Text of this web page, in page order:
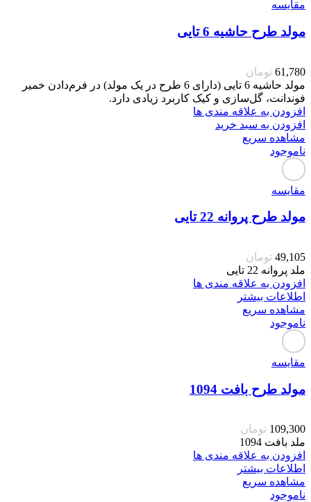
مقایسه
مولد طرح حاشیه 6 تایی
61,780 تومان
مولد حاشیه 6 تایی (دارای 6 طرح در یک مولد) در فرم‌دادن خمیر
فوندانت، گل‌سازی و کیک کاربرد زیادی دارد.
افزودن به علاقه مندی ها
افزودن به سبد خرید
مشاهده سریع
ناموجود
مقایسه
مولد طرح پروانه 22 تایی
49,105 تومان
ملد پروانه 22 تایی
افزودن به علاقه مندی ها
اطلاعات بیشتر
مشاهده سریع
ناموجود
مقایسه
مولد طرح بافت 1094
109,300 تومان
ملد بافت 1094
افزودن به علاقه مندی ها
اطلاعات بیشتر
مشاهده سریع
ناموجود